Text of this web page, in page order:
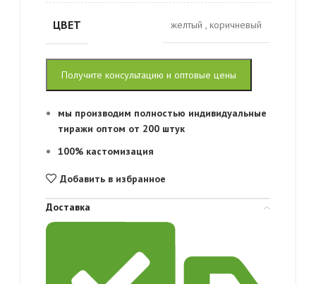
ЦВЕТ желтый , коричневый
Получите консультацию и оптовые цены
мы производим полностью индивидуальные
тиражи оптом от 200 штук
100% кастомизация
Добавить в избранное
Доставка